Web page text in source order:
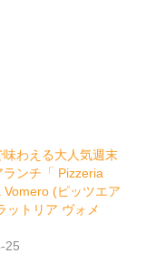
味わえる大人気週末
ランチ「 Pizzeria
Vomero (ピッツエア
ットリア ヴォメ
25